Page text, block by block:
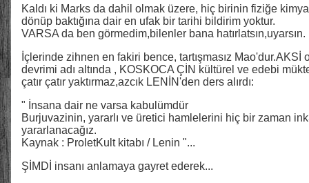
Kaldı ki Marks da dahil olmak üzere, hiç birinin fiziğe
dönüp baktığına dair en ufak bir tarihi bildirim yoktur.
VARSA da ben görmedim,bilenler bana hatırlatsın,uyarsın.
İçlerinde zihnen en fakiri bence, tartışmasız Mao'dur.AKSİ
devrimi adı altında , KOSKOCA ÇİN kültürel ve edebi
çatır çatır yaktırmaz,azcık LENİN'den ders alırdı:
" İnsana dair ne varsa kabulümdür
Burjuvazinin, yararlı ve üretici hamlelerini hiç bir zaman
yararlanacağız.
Kaynak : ProletKult kitabı / Lenin "...
ŞİMDİ insanı anlamaya gayret ederek...